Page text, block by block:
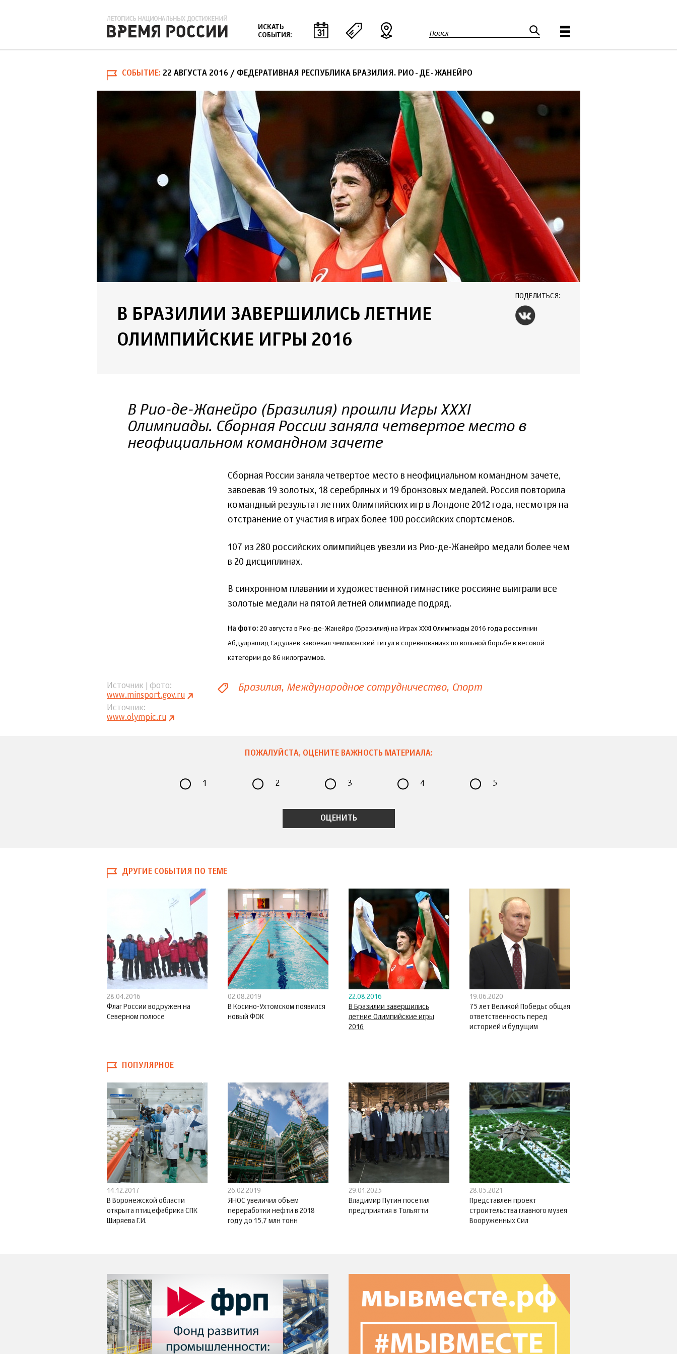
ИСКАТЬ
СОБЫТИЯ:
р
м
а
и
с
к
а
Поиск
СОБЫТИЕ 22 АВГУСТА 2016 / ФЕДЕРАТИВНАЯ РЕСПУБЛИКА БРАЗИЛИЯ. РИО-ДЕ-ЖАНЕЙРО
ПОДЕЛИТЬСЯ:
В БРАЗИЛИИ ЗАВЕРШИЛИСЬ ЛЕТНИЕ
ОЛИМПИЙСКИЕ ИГРЫ 2016
В Рио-де-Жанейро (Бразилия) прошли Игры XXXI
Олимпиады. Сборная России заняла четвертое место в
неофициальном командном зачете
Сборная России заняла четвертое место в неофициальном командном зачете,
завоевав 19 золотых, 18 серебряных и 19 бронзовых медалей. Россия повторила
командный результат летних Олимпийских игр в Лондоне 2012 года, несмотря на
отстранение от участия в играх более 100 российских спортсменов.
107 из 280 российских олимпийцев увезли из Рио-де-Жанейро медали более чем
в 20 дисциплинах.
В синхронном плавании и художественной гимнастике россияне выиграли все
золотые медали на пятой летней олимпиаде подряд.
На фото: 20 августа в Рио-де-Жанейро (Бразилия) на Играх XXXI Олимпиады 2016 года россиянин
Абдулрашид Садулаев завоевал чемпионский титул в соревнованиях по вольной борьбе в весовой
категории до 86 килограммов.
Источник | фото
www.minsport.gov.ru
Источник
www.olympic.ru
Бразилия Международное сотрудничество Спорт
ПОЖАЛУЙСТА, ОЦЕНИТЕ ВАЖНОСТЬ МАТЕРИАЛА:
1 2 3 4 5
ДРУГИЕ СОБЫТИЯ ПО ТЕМЕ
28.04.2016
Флаг России водружен на
Северном полюсе
02.08.2019
В Косино-Ухтомском появился
новый ФОК
22.08.2016
В Бразилии завершились
летние Олимпийские игры
2016
19.06.2020
75 лет Великой Победы: общая
ответственность перед
историей и будущим
ПОПУЛЯРНОЕ
14.12.2017
В Воронежской области
открыта птицефабрика СПК
Ширяева Г.И.
26.02.2019
ЯНОС увеличил объем
переработки нефти в 2018
году до 15,7 млн тонн
29.01.2025
Владимир Путин посетил
предприятия в Тольятти
28.05.2021
Представлен проект
строительства главного музея
Вооруженных Сил